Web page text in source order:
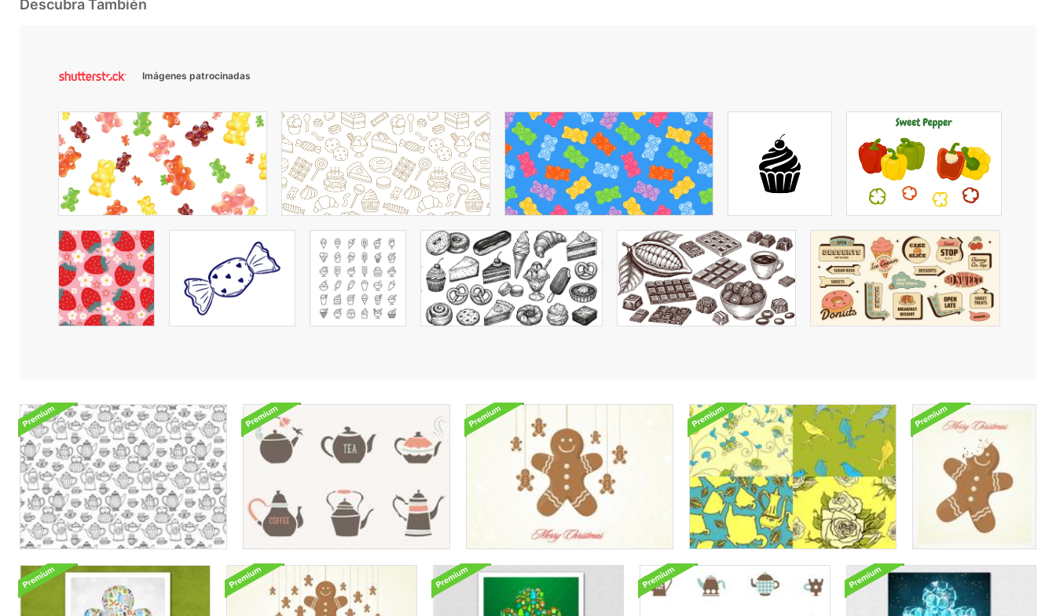
Descubra También
Imágenes patrocinadas